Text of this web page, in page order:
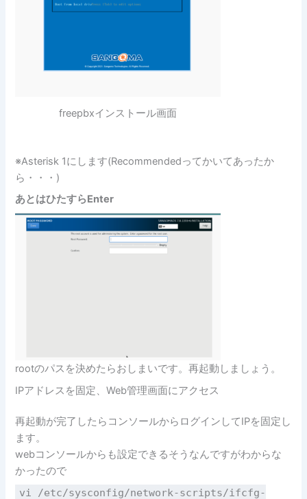
freepbxインストール画面
※Asterisk 1にします(Recommendedってかいてあったか
ら・・・)
あとはひたすらEnter
rootのパスを決めたらおしまいです。再起動しましょう。
IPアドレスを固定、Web管理画面にアクセス
再起動が完了したらコンソールからログインしてIPを固定し
ます。
webコンソールからも設定できるそうなんですがわからな
かったので
vi /etc/sysconfig/network-scripts/ifcfg-